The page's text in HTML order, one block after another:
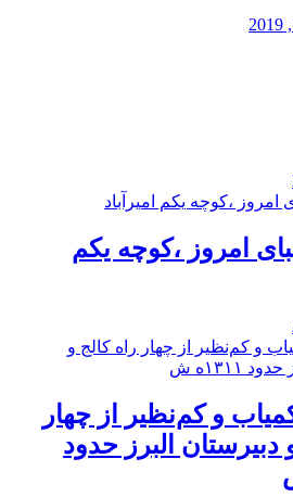
امروز ،کوچه یکم
و کم‌نظیر از چهار
دبيرستان البرز حدود